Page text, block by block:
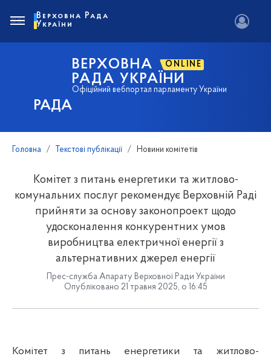
РАДА
ВЕРХОВНА ONLINE
РАДА УКРАЇНИ
Офіційний вебпортал парламенту України
Верховна Рада
України
Головна Текстові публікації Новини комітетів
Комітет з питань енергетики та житлово-
комунальних послуг рекомендує Верховній Раді
прийняти за основу законопроект щодо
удосконалення конкурентних умов
виробництва електричної енергії з
альтернативних джерел енергії
Прес-служба Апарату Верховної Ради України
Опубліковано 21 травня 2025, о 16:45
Комітет з питань енергетики та житлово-